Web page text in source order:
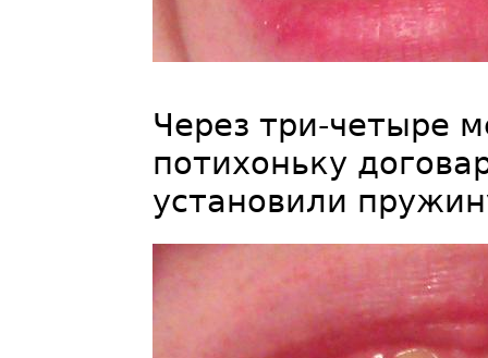
Через три-четыре
потихоньку
установили